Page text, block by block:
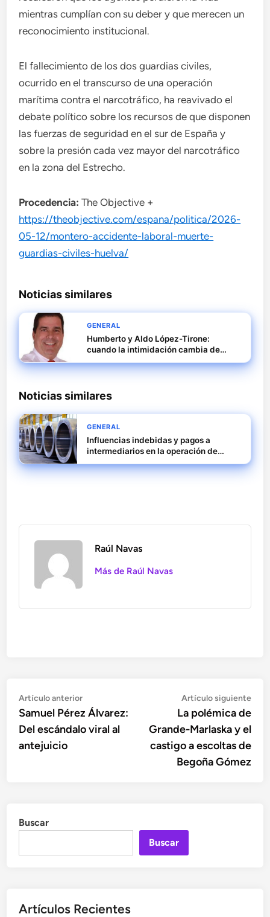
mientras cumplían con su deber y que merecen un
reconocimiento institucional.
El fallecimiento de los dos guardias civiles,
ocurrido en el transcurso de una operación
marítima contra el narcotráfico, ha reavivado el
debate político sobre los recursos de que disponen
las fuerzas de seguridad en el sur de España y
sobre la presión cada vez mayor del narcotráfico
en la zona del Estrecho.
Procedencia: The Objective +
https://theobjective.com/espana/politica/2026-
05-12/montero-accidente-laboral-muerte-
guardias-civiles-huelva/
Noticias similares
GENERAL
Humberto y Aldo López-Tirone:
cuando la intimidación cambia de
uniforme y se convierte en medio
digital
Noticias similares
GENERAL
Influencias indebidas y pagos a
intermediarios en la operación de
rescate de Tubos Reunidos
Raúl Navas
Más de Raúl Navas
Navegación
de
entradas
Artículo anteriorArtículo
anterior:
Samuel Pérez Álvarez:
Del escándalo viral al
antejuicio
Artículo siguiente
La polémica de
Grande-Marlaska y el
castigo a escoltas de
Begoña Gómez
Buscar
Buscar
Artículos Recientes